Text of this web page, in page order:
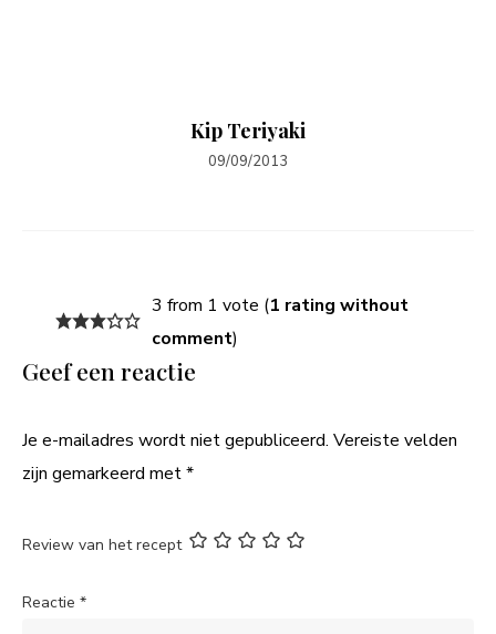
Kip Teriyaki
09/09/2013
3 from 1 vote (1 rating without
comment)
Geef een reactie
Je e-mailadres wordt niet gepubliceerd. Vereiste velden
zijn gemarkeerd met*
Review van het recept
Reactie *